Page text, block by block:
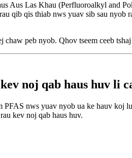
Aus Las Khau (Perfluoroalkyl and
qib qis thiab nws yuav sib sau
peb nyob. Qhov tseem ceeb
noj qab haus huv li
nws yuav nyob ua ke hauv koj
kev noj qab haus huv.